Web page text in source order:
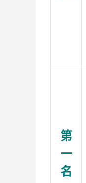
第
一
名